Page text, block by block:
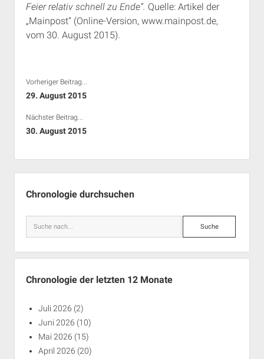
Feier relativ schnell zu Ende“. Quelle: Artikel der
„Mainpost“ (Online-Version, www.mainpost.de,
vom 30. August 2015).
Vorheriger Beitrag...
29. August 2015
Nächster Beitrag...
30. August 2015
Chronologie durchsuchen
Suche
Chronologie der letzten 12 Monate
Juli 2026 (2)
Juni 2026 (10)
Mai 2026 (15)
April 2026 (20)